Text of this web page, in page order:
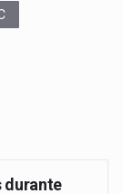
durante